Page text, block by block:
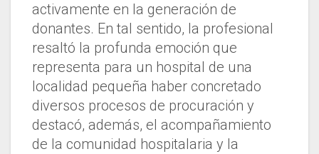
activamente en la generación de
donantes. En tal sentido, la profesional
resaltó la profunda emoción que
representa para un hospital de una
localidad pequeña haber concretado
diversos procesos de procuración y
destacó, además, el acompañamiento
de la comunidad hospitalaria y la